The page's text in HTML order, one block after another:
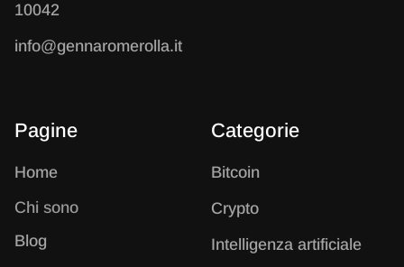
10042
info@gennaromerolla.it
Pagine
Home
Chi sono
Blog
Categorie
Bitcoin
Crypto
Intelligenza artificiale